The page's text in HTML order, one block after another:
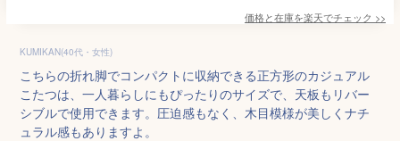
価格と在庫を楽天でチェック >>
KUMIKAN(40代・女性)
こちらの折れ脚でコンパクトに収納できる正方形のカジュアル
こたつは、一人暮らしにもぴったりのサイズで、天板もリバー
シブルで使用できます。圧迫感もなく、木目模様が美しくナチ
ュラル感もありますよ。